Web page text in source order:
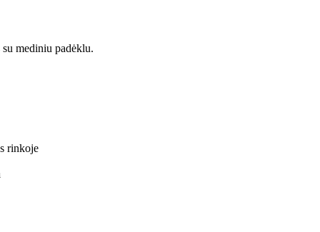
mediniu padėklu.
rinkoje